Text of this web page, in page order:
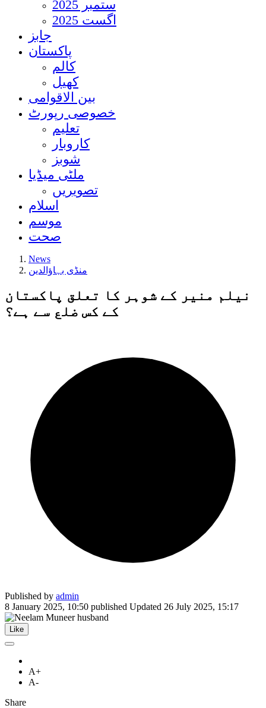
ستمبر 2025
اگست 2025
جابز
پاکستان
کالم
کھیل
بین الاقوامی
خصوصی رپورٹ
تعلیم
کاروبار
شوبز
ملٹی میڈیا
تصویریں
اسلام
موسم
صحت
News
منڈی بہاؤالدین
نیلم منیر کے شوہر کا تعلق پاکستان
کے کس ضلع سے ہے؟
Published by admin
8 January 2025, 10:50 published Updated 26 July 2025, 15:17
Like
A+
A-
Share